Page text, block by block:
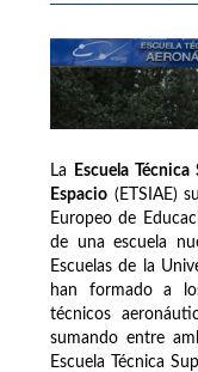
La
Escuela
Espacio (ETSIAE)
Europeo de
de una escuela
Escuelas de la
han formado a
técnicos
sumando entre
Escuela Técnica